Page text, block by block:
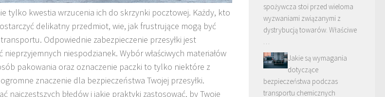
tylko kwestia wrzucenia ich do skrzynki pocztowej. Każdy, kto
delikatny przedmiot, wie, jak frustrujące mogą być
Odpowiednie zabezpieczenie przesyłki jest
niespodzianek. Wybór właściwych materiałów
pakowania oraz oznaczenie paczki to tylko niektóre z
znaczenie dla bezpieczeństwa Twojej przesyłki.
najczęstszych błędów i jakie praktyki zastosować, by Twoje
spożywcza stoi przed wieloma
wyzwaniami związanymi z
dystrybucją towarów. Właściwe
…
Jakie są wymagania
dotyczące
bezpieczeństwa podczas
transportu chemicznych